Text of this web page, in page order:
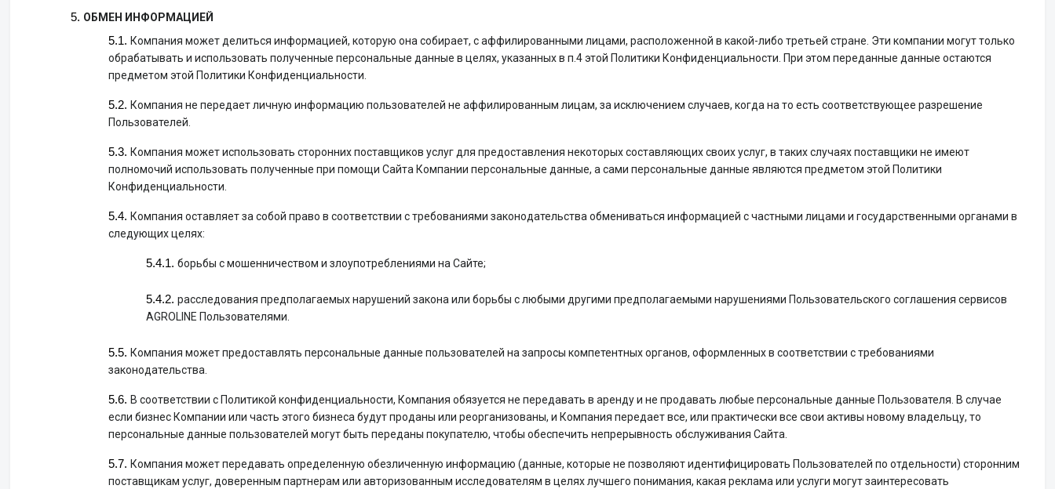
ОБМЕН ИНФОРМАЦИЕЙ
Компания может делиться информацией, которую она собирает, с аффилированными лицами, расположенной в какой-либо третьей стране. Эти компании могут только
обрабатывать и использовать полученные персональные данные в целях, указанных в п.4 этой Политики Конфиденциальности. При этом переданные данные остаются
предметом этой Политики Конфиденциальности.
Компания не передает личную информацию пользователей не аффилированным лицам, за исключением случаев, когда на то есть соответствующее разрешение
Пользователей.
Компания может использовать сторонних поставщиков услуг для предоставления некоторых составляющих своих услуг, в таких случаях поставщики не имеют
полномочий использовать полученные при помощи Сайта Компании персональные данные, а сами персональные данные являются предметом этой Политики
Конфиденциальности.
Компания оставляет за собой право в соответствии с требованиями законодательства обмениваться информацией с частными лицами и государственными органами в
следующих целях:
борьбы с мошенничеством и злоупотреблениями на Сайте;
расследования предполагаемых нарушений закона или борьбы с любыми другими предполагаемыми нарушениями Пользовательского соглашения сервисов
AGROLINE Пользователями.
Компания может предоставлять персональные данные пользователей на запросы компетентных органов, оформленных в соответствии с требованиями
законодательства.
В соответствии с Политикой конфиденциальности, Компания обязуется не передавать в аренду и не продавать любые персональные данные Пользователя. В случае
если бизнес Компании или часть этого бизнеса будут проданы или реорганизованы, и Компания передает все, или практически все свои активы новому владельцу, то
персональные данные пользователей могут быть переданы покупателю, чтобы обеспечить непрерывность обслуживания Сайта.
Компания может передавать определенную обезличенную информацию (данные, которые не позволяют идентифицировать Пользователей по отдельности) сторонним
поставщикам услуг, доверенным партнерам или авторизованным исследователям в целях лучшего понимания, какая реклама или услуги могут заинтересовать